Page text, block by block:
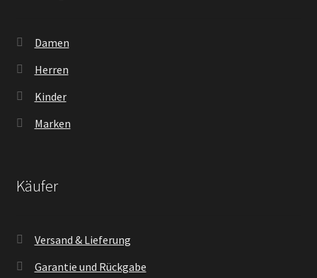
Damen
Herren
Kinder
Marken
Käufer
Versand & Lieferung
Garantie und Rückgabe